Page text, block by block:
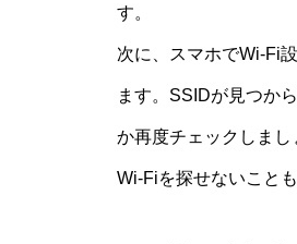
す。
次に、スマホでWi-Fi
ます。SSIDが見つか
か再度チェックしま
Wi-Fiを探せないことも